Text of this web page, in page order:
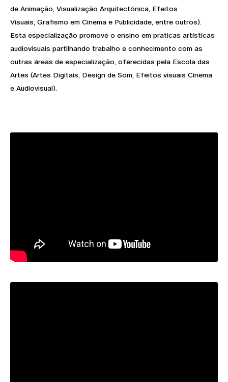
de Animação, Visualização Arquitectónica, Efeitos
Visuais, Grafismo em Cinema e Publicidade, entre outros).
Esta especialização promove o ensino em praticas artísticas
audiovisuais partilhando trabalho e conhecimento com as
outras áreas de especialização, oferecidas pela Escola das
Artes (Artes Digitais, Design de Som, Efeitos visuais Cinema
e Audiovisual).